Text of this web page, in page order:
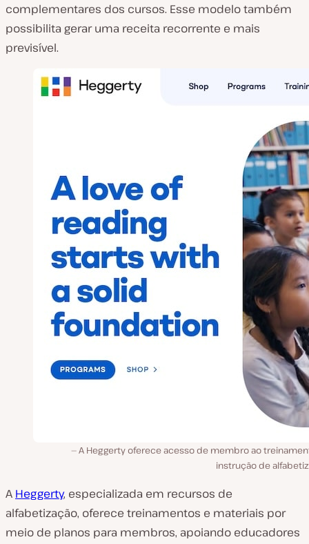
complementares dos cursos. Esse modelo também
possibilita gerar uma receita recorrente e mais
previsível.
A Heggerty oferece acesso de membro ao
instrução de
A Heggerty, especializada em recursos de
alfabetização, oferece treinamentos e materiais por
meio de planos para membros, apoiando educadores